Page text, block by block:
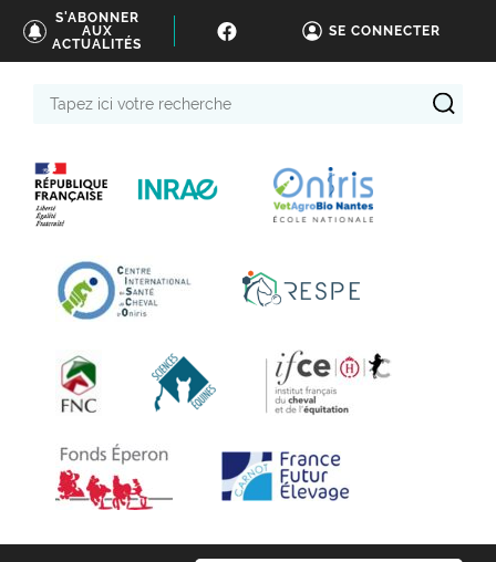
S'ABONNER
AUX
ACTUALITÉS
SE CONNECTER